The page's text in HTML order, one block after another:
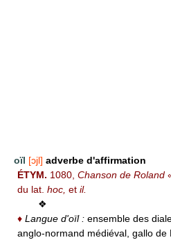
oïl [ɔjl] adverbe d'affirmation
ÉTYM. 1080, Chanson de Roland
du lat. hoc, et il.
❖
♦ Langue d'oïl : ensemble des
anglo-normand médiéval, gallo de